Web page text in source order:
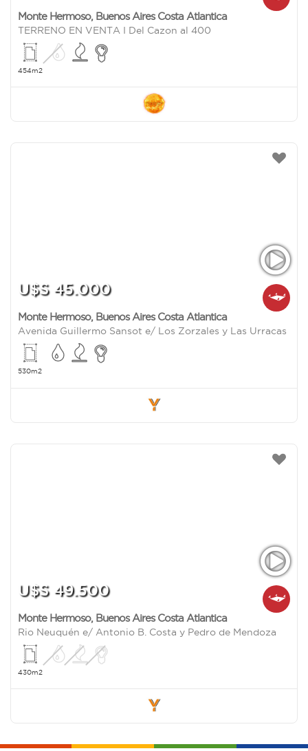
Monte Hermoso, Buenos Aires Costa Atlantica
TERRENO EN VENTA I Del Cazon al 400
454m2
U$S 45.000
Monte Hermoso, Buenos Aires Costa Atlantica
Avenida Guillermo Sansot e/ Los Zorzales y Las Urracas
530m2
U$S 49.500
Monte Hermoso, Buenos Aires Costa Atlantica
Rio Neuquén e/ Antonio B. Costa y Pedro de Mendoza
430m2